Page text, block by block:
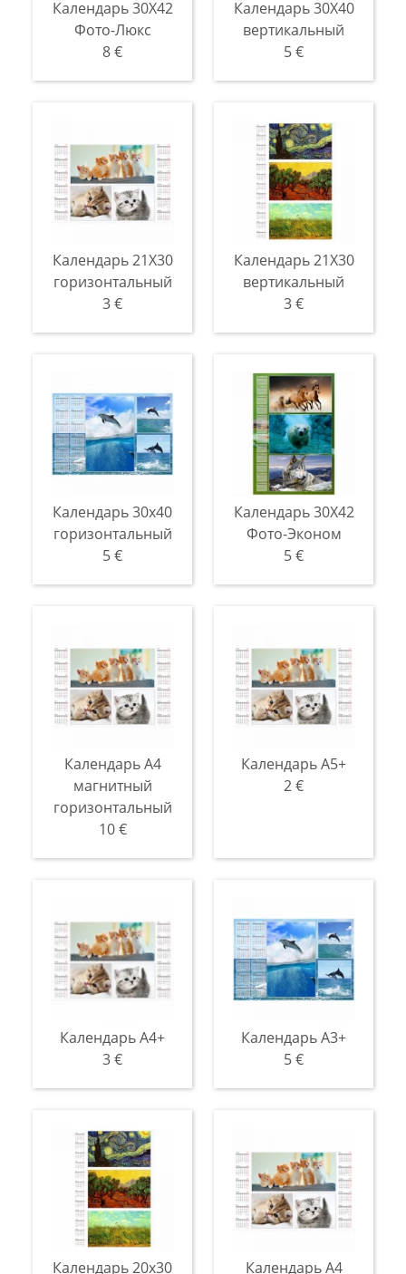
Календарь 30Х42
Фото-Люкс
8 €
Календарь 30Х40
вертикальный
5 €
Календарь 21X30
горизонтальный
3 €
Календарь 21X30
вертикальный
3 €
Календарь 30х40
горизонтальный
5 €
Календарь 30Х42
Фото-Эконом
5 €
Календарь A4
магнитный
горизонтальный
10 €
Календарь А5+
2 €
Календарь А4+
3 €
Календарь А3+
5 €
Календарь 20x30 Календарь A4